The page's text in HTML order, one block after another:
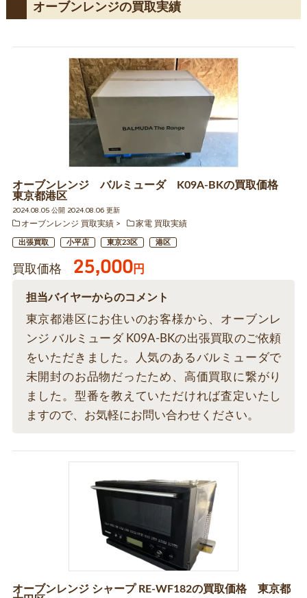
オーブンレンジの買取実績
オーブンレンジ バルミューダ K09A-BKの買取価格
東京都港区
2024.08.05 公開 2024.08.06 更新
オーブンレンジ 買取実績
家電 買取実績
出張買取 小平店 東京23区 港区
買取価格 25,000円
担当バイヤーからのコメント
東京都港区にお住いのお客様から、オーブンレ
ンジ バルミューダ K09A-BKの出張買取のご依頼
をいただきました。人気のあるバルミューダで
未開封のお品物だったため、高価買取に繋がり
ました。型番を教えていただければ査定いたし
ますので、お気軽にお問い合わせください。
オーブンレンジ シャープ RE-WF182の買取価格 東京都